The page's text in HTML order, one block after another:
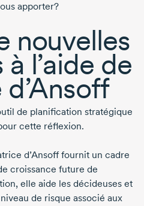
apporter?
nouvelles
l’aide de
de planification stratégique
cette réflexion.
d’Ansoff fournit un cadre
croissance future de
elle aide les décideuses et
de risque associé aux